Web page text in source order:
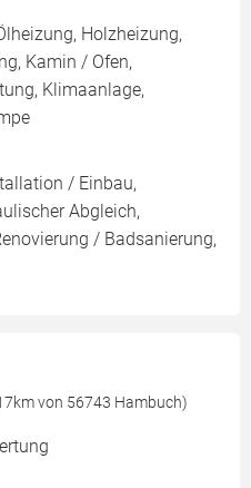
Holzheizung,
Kamin / Ofen,
Klimaanlage,
/ Einbau,
Abgleich,
/ Badsanierung,
von 56743 Hambuch)